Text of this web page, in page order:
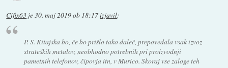
Cifix63 je30. maj 2019 ob 18:17izjavil:
P. S. Kitajska bo, če bo prišlo tako daleč, prepovedala vsak izvoz
strateških metalov, neobhodno potrebnih pri proizvodnji
pametnih telefonov, čipovja itn, v Murico. Skoraj vse zaloge teh